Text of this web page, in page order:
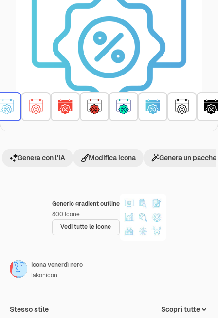
Generic gradient outline
800 Icone
Vedi tutte le icone
Genera con l'IA Modifica icona Genera un
Icona venerdì nero
lakonicon
Stesso stile Scopri tutte